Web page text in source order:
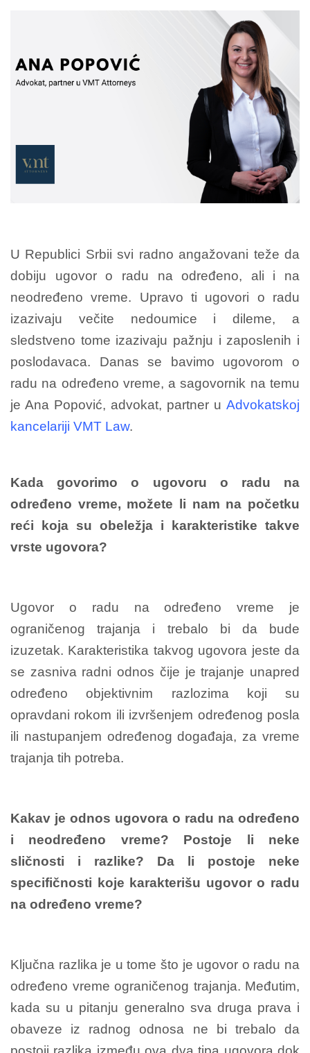
U Republici Srbii svi radno angažovani teže da
dobiju ugovor o radu na određeno, ali i na
neodređeno vreme. Upravo ti ugovori o radu
izazivaju večite nedoumice i dileme, a
sledstveno tome izazivaju pažnju i zaposlenih i
poslodavaca. Danas se bavimo ugovorom o
radu na određeno vreme, a sagovornik na temu
je Ana Popović, advokat, partner u Advokatskoj
kancelariji VMT Law.
Kada govorimo o ugovoru o radu na
određeno vreme, možete li nam na početku
reći koja su obeležja i karakteristike takve
vrste ugovora?
Ugovor o radu na određeno vreme je
ograničenog trajanja i trebalo bi da bude
izuzetak. Karakteristika takvog ugovora jeste da
se zasniva radni odnos čije je trajanje unapred
određeno objektivnim razlozima koji su
opravdani rokom ili izvršenjem određenog posla
ili nastupanjem određenog događaja, za vreme
trajanja tih potreba.
Kakav je odnos ugovora o radu na određeno
i neodređeno vreme? Postoje li neke
sličnosti i razlike? Da li postoje neke
specifičnosti koje karakterišu ugovor o radu
na određeno vreme?
Ključna razlika je u tome što je ugovor o radu na
određeno vreme ograničenog trajanja. Međutim,
kada su u pitanju generalno sva druga prava i
obaveze iz radnog odnosa ne bi trebalo da